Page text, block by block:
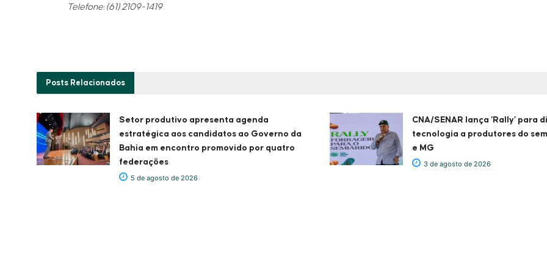
Telefone: (61) 2109-1419
Posts Relacionados
Setor produtivo apresenta agenda
estratégica aos candidatos ao Governo da
Bahia em encontro promovido por quatro
federações
5 de agosto de 2026
CNA/SENAR lança ‘Rally’ para
tecnologia a produtores do
e MG
3 de agosto de 2026